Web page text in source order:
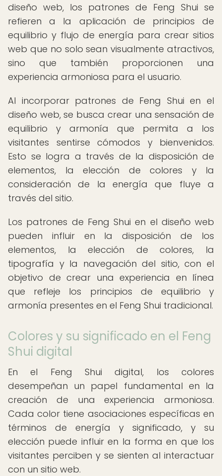
diseño web, los patrones de Feng Shui se
refieren a la aplicación de principios de
equilibrio y flujo de energía para crear sitios
web que no solo sean visualmente atractivos,
sino que también proporcionen una
experiencia armoniosa para el usuario.
Al incorporar patrones de Feng Shui en el
diseño web, se busca crear una sensación de
equilibrio y armonía que permita a los
visitantes sentirse cómodos y bienvenidos.
Esto se logra a través de la disposición de
elementos, la elección de colores y la
consideración de la energía que fluye a
través del sitio.
Los patrones de Feng Shui en el diseño web
pueden influir en la disposición de los
elementos, la elección de colores, la
tipografía y la navegación del sitio, con el
objetivo de crear una experiencia en línea
que refleje los principios de equilibrio y
armonía presentes en el Feng Shui tradicional.
Colores y su significado en el Feng
Shui digital
En el Feng Shui digital, los colores
desempeñan un papel fundamental en la
creación de una experiencia armoniosa.
Cada color tiene asociaciones específicas en
términos de energía y significado, y su
elección puede influir en la forma en que los
visitantes perciben y se sienten al interactuar
con un sitio web.